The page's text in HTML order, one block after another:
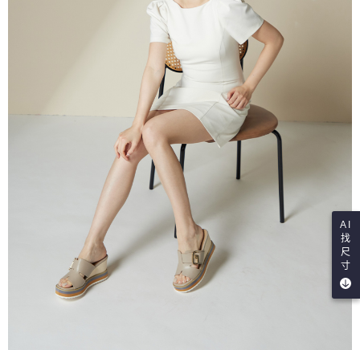
AI
找
尺
寸